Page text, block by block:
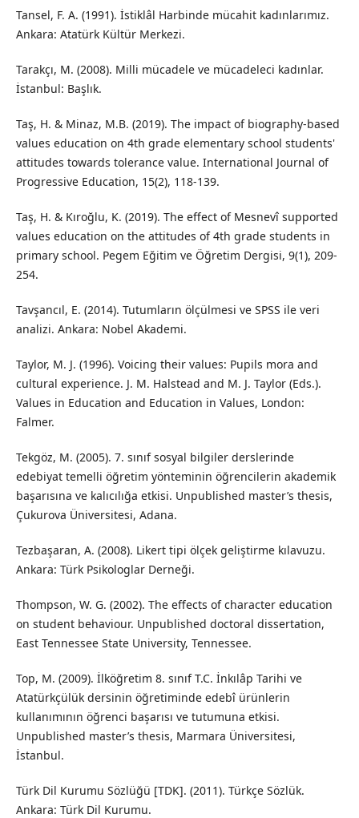
Tansel, F. A. (1991). İstiklâl Harbinde mücahit kadınlarımız.
Ankara: Atatürk Kültür Merkezi.
Tarakçı, M. (2008). Milli mücadele ve mücadeleci kadınlar.
İstanbul: Başlık.
Taş, H. & Minaz, M.B. (2019). The impact of biography-based
values education on 4th grade elementary school students'
attitudes towards tolerance value. International Journal of
Progressive Education, 15(2), 118-139.
Taş, H. & Kıroğlu, K. (2019). The effect of Mesnevî supported
values education on the attitudes of 4th grade students in
primary school. Pegem Eğitim ve Öğretim Dergisi, 9(1), 209-
254.
Tavşancıl, E. (2014). Tutumların ölçülmesi ve SPSS ile veri
analizi. Ankara: Nobel Akademi.
Taylor, M. J. (1996). Voicing their values: Pupils mora and
cultural experience. J. M. Halstead and M. J. Taylor (Eds.).
Values in Education and Education in Values, London:
Falmer.
Tekgöz, M. (2005). 7. sınıf sosyal bilgiler derslerinde
edebiyat temelli öğretim yönteminin öğrencilerin akademik
başarısına ve kalıcılığa etkisi. Unpublished master’s thesis,
Çukurova Üniversitesi, Adana.
Tezbaşaran, A. (2008). Likert tipi ölçek geliştirme kılavuzu.
Ankara: Türk Psikologlar Derneği.
Thompson, W. G. (2002). The effects of character education
on student behaviour. Unpublished doctoral dissertation,
East Tennessee State University, Tennessee.
Top, M. (2009). İlköğretim 8. sınıf T.C. İnkılâp Tarihi ve
Atatürkçülük dersinin öğretiminde edebî ürünlerin
kullanımının öğrenci başarısı ve tutumuna etkisi.
Unpublished master’s thesis, Marmara Üniversitesi,
İstanbul.
Türk Dil Kurumu Sözlüğü [TDK]. (2011). Türkçe Sözlük.
Ankara: Türk Dil Kurumu.